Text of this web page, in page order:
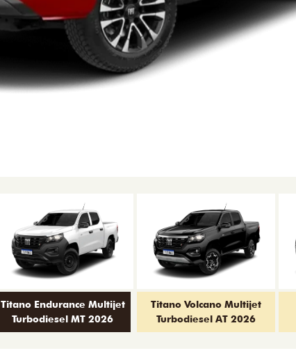
Titano Endurance Multijet
Turbodiesel MT 2026
Titano Volcano Multijet
Turbodiesel AT 2026